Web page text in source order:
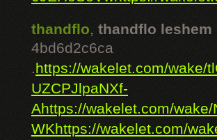
thandflo, thandflo leshem
4bd6d2c6ca
.https://wakelet.com/wake/
UZCPJlpaNXf-
Ahttps://wakelet.com/
WKhttps://wakelet.com/